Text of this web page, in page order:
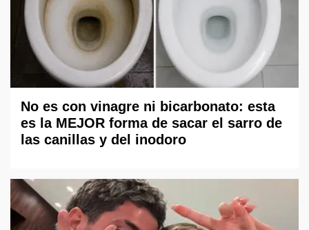
No es con vinagre ni bicarbonato: esta
es la MEJOR forma de sacar el sarro de
las canillas y del inodoro